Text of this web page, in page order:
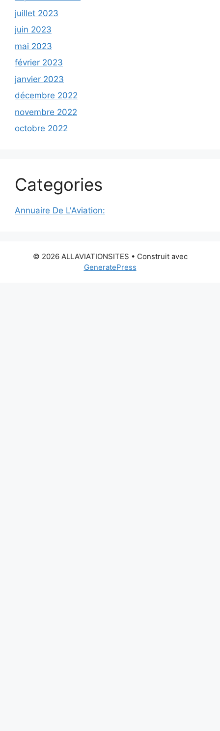
juillet 2023
juin 2023
mai 2023
février 2023
janvier 2023
décembre 2022
novembre 2022
octobre 2022
Categories
Annuaire De L'Aviation:
© 2026 ALLAVIATIONSITES • Construit avec
GeneratePress